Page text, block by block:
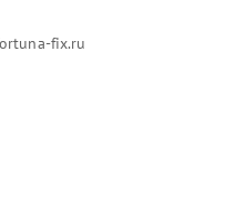
fix.ru